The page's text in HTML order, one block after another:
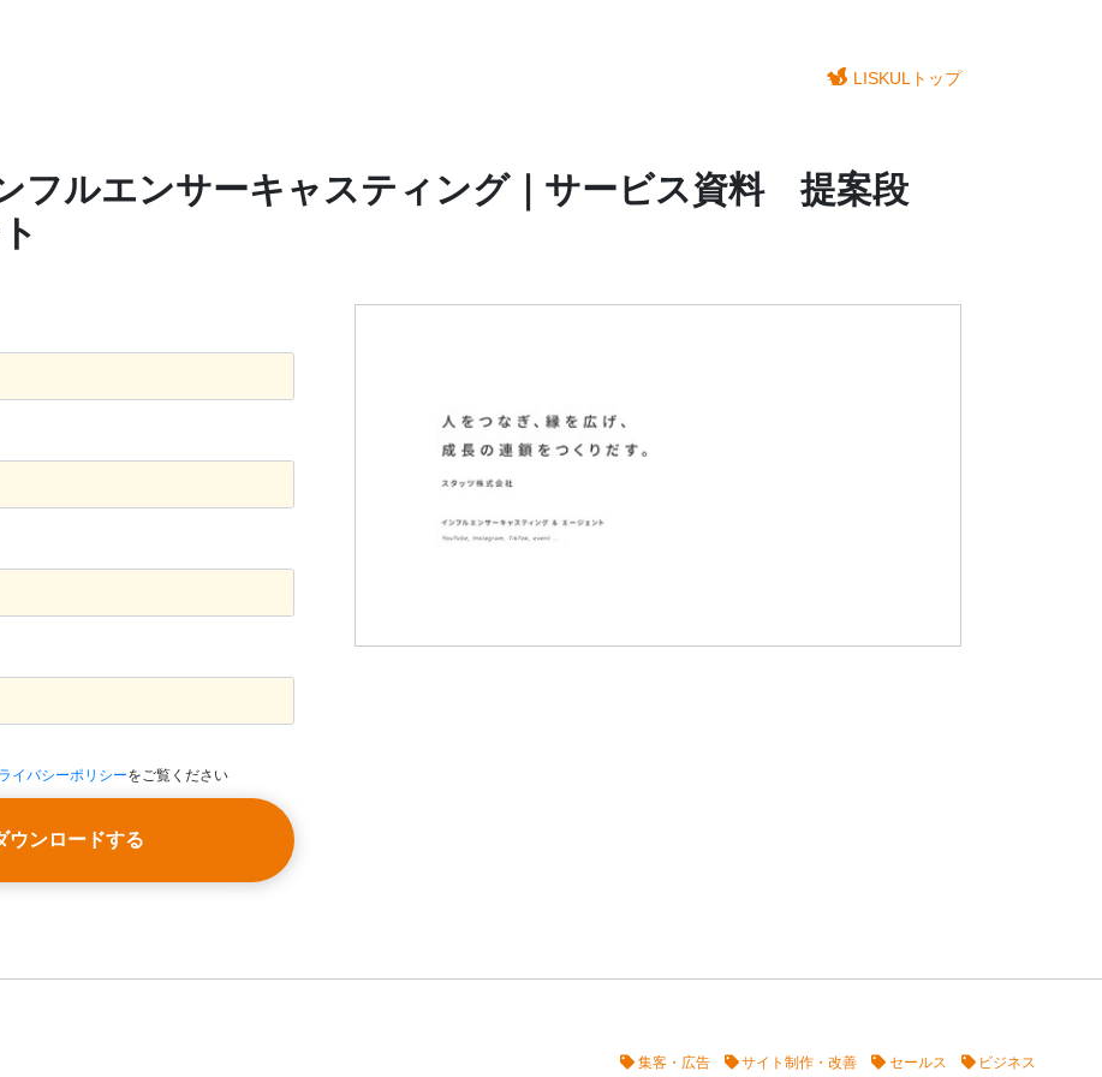
LISKULトップ
フルエンサーキャスティング｜サービス資料 提案段
イバシーポリシーをご覧ください
ウンロードする
集客・広告 サイト制作・改善 セールス ビジネス